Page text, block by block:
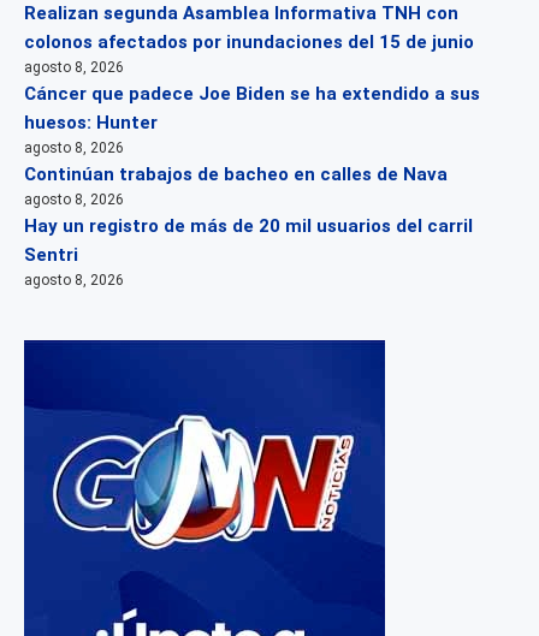
Realizan segunda Asamblea Informativa TNH con
colonos afectados por inundaciones del 15 de junio
agosto 8, 2026
Cáncer que padece Joe Biden se ha extendido a sus
huesos: Hunter
agosto 8, 2026
Continúan trabajos de bacheo en calles de Nava
agosto 8, 2026
Hay un registro de más de 20 mil usuarios del carril
Sentri
agosto 8, 2026